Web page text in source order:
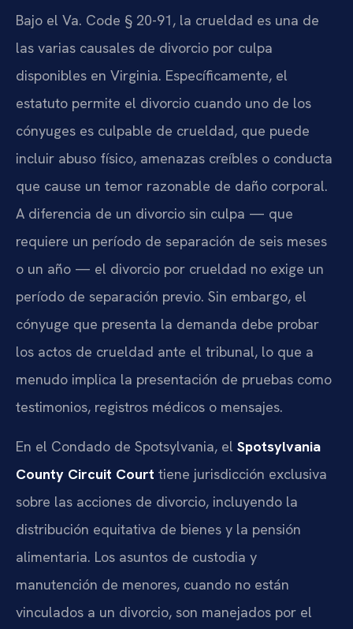
Bajo el Va. Code § 20-91, la crueldad es una de
las varias causales de divorcio por culpa
disponibles en Virginia. Específicamente, el
estatuto permite el divorcio cuando uno de los
cónyuges es culpable de crueldad, que puede
incluir abuso físico, amenazas creíbles o conducta
que cause un temor razonable de daño corporal.
A diferencia de un divorcio sin culpa — que
requiere un período de separación de seis meses
o un año — el divorcio por crueldad no exige un
período de separación previo. Sin embargo, el
cónyuge que presenta la demanda debe probar
los actos de crueldad ante el tribunal, lo que a
menudo implica la presentación de pruebas como
testimonios, registros médicos o mensajes.
En el Condado de Spotsylvania, el Spotsylvania
County Circuit Court tiene jurisdicción exclusiva
sobre las acciones de divorcio, incluyendo la
distribución equitativa de bienes y la pensión
alimentaria. Los asuntos de custodia y
manutención de menores, cuando no están
vinculados a un divorcio, son manejados por el